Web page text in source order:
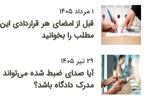
۱ مرداد ۱۴۰۵
قبل از امضای هر قراردادی این
مطلب را بخوانید
۲۹ تیر ۱۴۰۵
آیا صدای ضبط شده می‌تواند
مدرک دادگاه باشد؟